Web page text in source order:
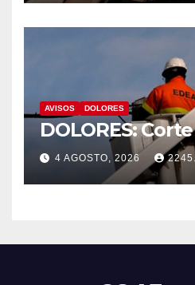
AVISOS DOLORES
DOLORES:
4 AGOSTO, 2026